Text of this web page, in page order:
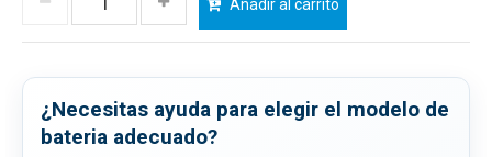
Añadir al carrito
¿Necesitas ayuda para elegir el modelo de
bateria adecuado?